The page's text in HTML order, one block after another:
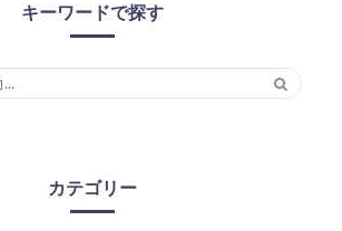
キーワードで探す
カテゴリー